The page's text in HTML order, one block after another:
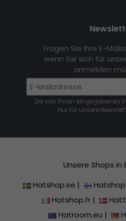
Tragen Sie Ihre E-
wenn Sie sich für
anmelden
Die von Ihnen eingegebenen
nur für unsere
Unsere Shops in
Hatshop.se |
Hatshop.fr|
Hatroom.eu |